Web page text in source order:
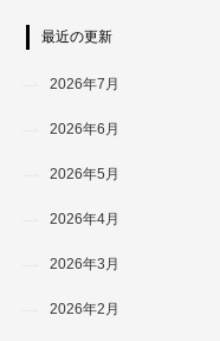
最近の更新
2026年7月
2026年6月
2026年5月
2026年4月
2026年3月
2026年2月